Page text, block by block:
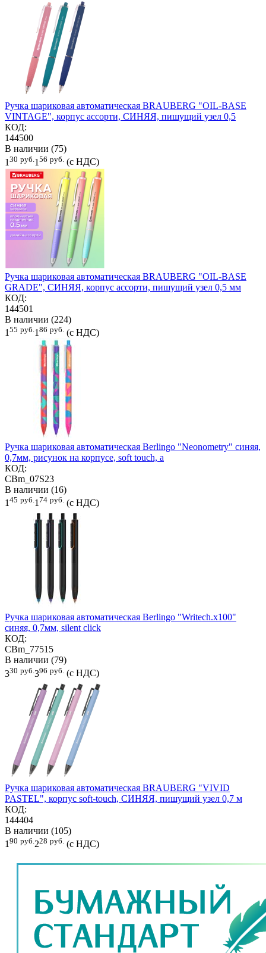
Ручка шариковая автоматическая BRAUBERG "OIL-BASE
VINTAGE", корпус ассорти, СИНЯЯ, пишущий узел 0,5
КОД:
144500
В наличии (75)
1 30 руб. 1 56 руб. (с НДС)
Ручка шариковая автоматическая BRAUBERG "OIL-BASE
GRADE", СИНЯЯ, корпус ассорти, пишущий узел 0,5 мм
КОД:
144501
В наличии (224)
1 55 руб. 1 86 руб. (с НДС)
Ручка шариковая автоматическая Berlingo "Neonometry" синяя,
0,7мм, рисунок на корпусе, soft touch, а
КОД:
CBm_07S23
В наличии (16)
1 45 руб.1 74 руб. (с НДС)
Ручка шариковая автоматическая Berlingo "Writech.x100"
синяя, 0,7мм, silent click
КОД:
CBm_77515
В наличии (79)
330 руб. 396 руб. (с НДС)
Ручка шариковая автоматическая BRAUBERG "VIVID
PASTEL", корпус soft-touch, СИНЯЯ, пишущий узел 0,7 м
КОД:
144404
В наличии (105)
1 90 руб. 228 руб. (с НДС)